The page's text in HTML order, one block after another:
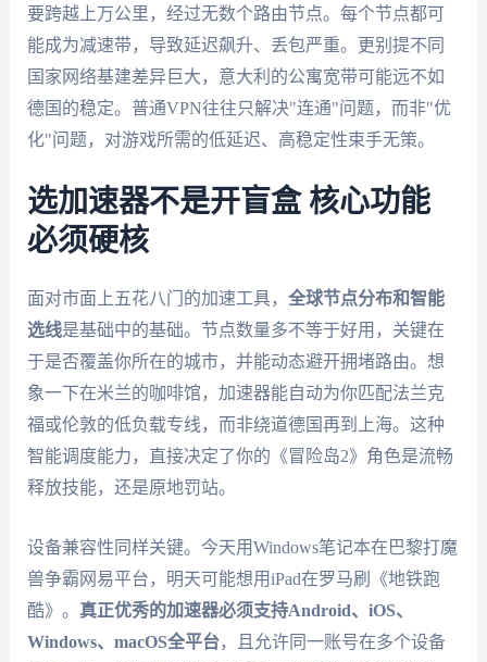
要跨越上万公里，经过无数个路由节点。每个节点都可
能成为减速带，导致延迟飙升、丢包严重。更别提不同
国家网络基建差异巨大，意大利的公寓宽带可能远不如
德国的稳定。普通VPN往往只解决"连通"问题，而非"优
化"问题，对游戏所需的低延迟、高稳定性束手无策。
选加速器不是开盲盒 核心功能
必须硬核
面对市面上五花八门的加速工具， 全球节点分布和智能
选线是基础中的基础。节点数量多不等于好用，关键在
于是否覆盖你所在的城市，并能动态避开拥堵路由。想
象一下在米兰的咖啡馆，加速器能自动为你匹配法兰克
福或伦敦的低负载专线，而非绕道德国再到上海。这种
智能调度能力，直接决定了你的《冒险岛2》角色是流畅
释放技能，还是原地罚站。
设备兼容性同样关键。今天用Windows笔记本在巴黎打魔
兽争霸网易平台，明天可能想用iPad在罗马刷《地铁跑
酷》。 真正优秀的加速器必须支持Android、iOS、
Windows、macOS全平台，且允许同一账号在多个设备